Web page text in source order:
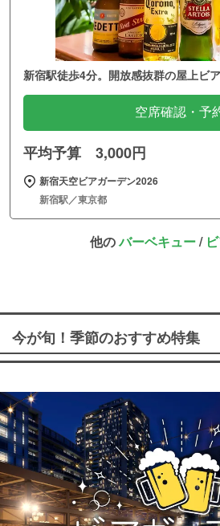
新宿駅徒歩4分。開放感抜群の屋上ビア
空席確認・予
平均予算 3,000円
新宿天空ビアガーデン2026
新宿駅／東京都
他のバーベキュー/
今が旬！季節のおすすめ特集